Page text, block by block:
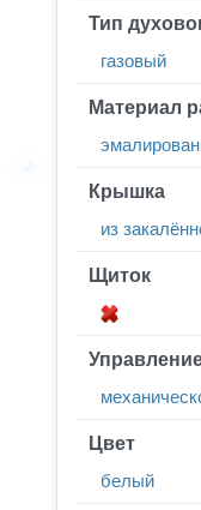
Тип
газовый
Материал
Крышка
из
Щиток
Цвет
белый